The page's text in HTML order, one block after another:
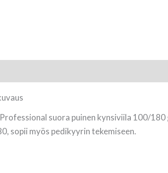
suora puinen kynsiviila 100/
sopii myös pedikyyrin tekemiseen.